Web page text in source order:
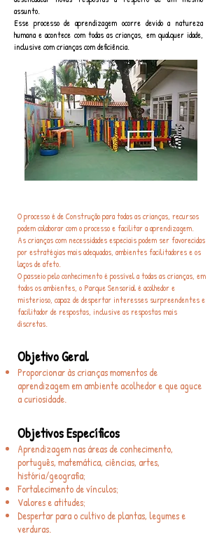
assunto.
Esse processo de aprendizagem ocorre devido a natureza
humana e acontece com todas as crianças, em qualquer idade,
inclusive com crianças com deficiência.
O processo é de Construção para todas as crianças, recursos
podem colaborar com o processo e facilitar a aprendizagem.
As crianças com necessidades especiais podem ser favorecidas
por estratégias mais adequadas, ambientes facilitadores e os
laços de afeto.
O passeio pelo conhecimento é possível a todas as crianças, em
todos os ambientes, o Parque Sensorial é acolhedor e
misterioso, capaz de despertar interesses surpreendentes e
facilitador de respostas, inclusive as respostas mais
discretas.
Objetivo Geral
Proporcionar às crianças momentos de
aprendizagem em ambiente acolhedor e que aguce
a curiosidade.
Objetivos Específicos
Aprendizagem nas áreas de conhecimento,
português, matemática, ciências, artes,
história/geografia;
Fortalecimento de vínculos;
Valores e atitudes;
Despertar para o cultivo de plantas, legumes e
verduras.